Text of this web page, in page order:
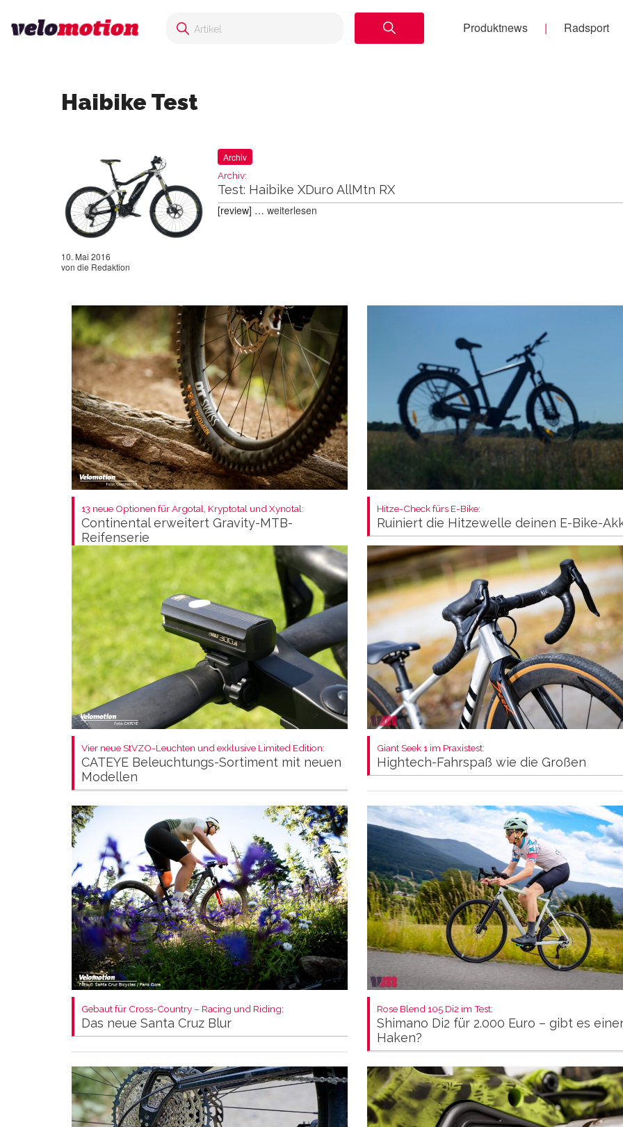
Produktnews Radsport
Haibike Test
10. Mai 2016
von die Redaktion
Archiv
Archiv:
Test: Haibike XDuro AllMtn RX
[review] … weiterlesen
13 neue Optionen für Argotal, Kryptotal und Xynotal:
Continental erweitert Gravity-MTB-
Reifenserie
Hitze-Check fürs E-Bike:
Ruiniert die Hitzewelle deinen E-Bike-
Vier neue StVZO-Leuchten und exklusive Limited Edition:
CATEYE Beleuchtungs-Sortiment mit neuen
Modellen
Giant Seek 1 im Praxistest:
Hightech-Fahrspaß wie die Großen
Gebaut für Cross-Country – Racing und Riding:
Das neue Santa Cruz Blur
Rose Blend 105 Di2 im Test:
Shimano Di2 für 2.000 Euro – gibt es
Haken?